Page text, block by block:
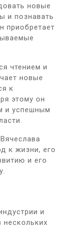
новые
и познавать
приобретает
чтением и
новые
к
этому он
и успешным
к жизни, его
и его
и